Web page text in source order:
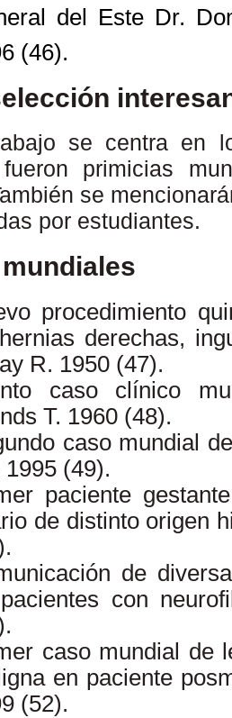
del Este Dr.
(46).
se centra en
primicias
se
por estudiantes.
procedimiento
derechas,
R. 1950 (47).
caso clínico
T. 1960 (48).
caso mundial
1995 (49).
paciente
de distinto origen
de
con
caso mundial de
en paciente
(52).